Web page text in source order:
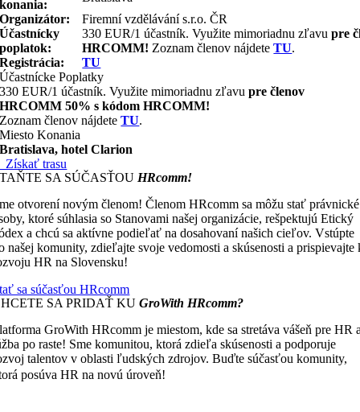
konania:
Organizátor:
Firemní vzdělávání s.r.o. ČR
Účastnícky
poplatok:
330 EUR/1 účastník. Využite mimoriadnu zľavupre
HRCOMM! Zoznam členov nájdeteTU.
Registrácia:
TU
Účastnícke Poplatky
330 EUR/1 účastník. Využite mimoriadnu zľavupre členov
HRCOMM 50% s kódom HRCOMM!
Zoznam členov nájdeteTU.
Miesto Konania
Bratislava, hotel Clarion
Získať trasu
SA SÚČASŤOU HRcomm!
otvorení novým členom! Členom HRcomm sa môžu stať právnické
ktoré súhlasia so Stanovami našej organizácie, rešpektujú Etický
a chcú sa aktívne podieľať na dosahovaní našich cieľov. Vstúpte
našej komunity, zdieľajte svoje vedomosti a skúsenosti a prispievajte
HR na Slovensku!
sa súčasťou HRcomm
SA PRIDAŤ KUGroWith HRcomm?
GroWith HRcomm je miestom, kde sa stretáva vášeň pre HR
po raste! Sme komunitou, ktorá zdieľa skúsenosti a podporuje
talentov v oblasti ľudských zdrojov. Buďte súčasťou komunity,
posúva HR na novú úroveň!